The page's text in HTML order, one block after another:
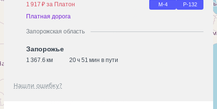
1 917 ₽ за Платон
М-4 Р-132
Платная дорога
Запорожская область
Запорожье
1 367.6 км 20 ч 51 мин в пути
Нашли ошибку?